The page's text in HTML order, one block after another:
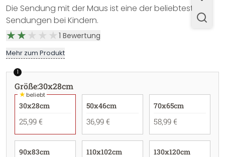
Die Sendung mit der Maus ist eine der beliebtesten
Sendungen bei Kindern.
1 Bewertung
Mehr zum Produkt
1
Größe:30x28cm
★beliebt
30x28cm
25,99 €
50x46cm
36,99 €
70x65cm
58,99 €
90x83cm 110x102cm 130x120cm